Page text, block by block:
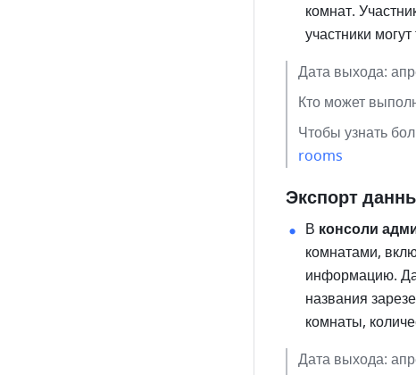
комнат.
участники
Дата выхода:
Кто может
Чтобы узнать
rooms
Экспорт
В консоли
комнатами,
информацию.
названия
комнаты,
Дата выхода: